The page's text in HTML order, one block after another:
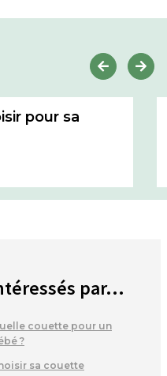
pour sa
par...
couette pour un
?
sa couette